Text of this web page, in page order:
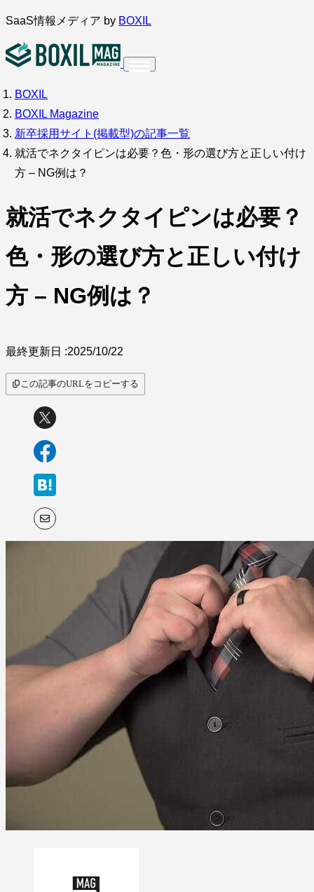
内
を
キ
ッ
プ
SaaS情報メディア by BOXIL
インタビュー
サービス比較 キーワードから探す
SaaS情報メディア by BOXIL
BOXIL
BOXIL Magazine
新卒採用サイト(掲載型)の記事一覧
就活でネクタイピンは必要？色・形の選び方と正しい付け
方 – NG例は？
就活でネクタイピンは必要？
色・形の選び方と正しい付け
方 – NG例は？
最終更新日 :2025/10/22
この記事のURLをコピーする